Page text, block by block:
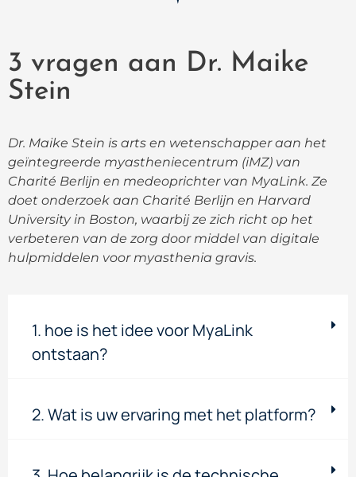
3 vragen aan Dr. Maike
Stein
Dr. Maike Stein is arts en wetenschapper aan het
geïntegreerde myastheniecentrum (iMZ) van
Charité Berlijn en medeoprichter van MyaLink. Ze
doet onderzoek aan Charité Berlijn en Harvard
University in Boston, waarbij ze zich richt op het
verbeteren van de zorg door middel van digitale
hulpmiddelen voor myasthenia gravis.
1. hoe is het idee voor MyaLink
ontstaan?
2. Wat is uw ervaring met het platform?